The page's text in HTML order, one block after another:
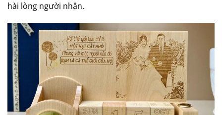
hài lòng người nhận.